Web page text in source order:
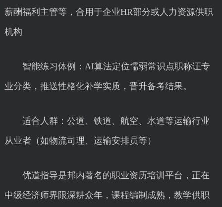
薪酬福利主管等，合用于企业HR部分或人力资源供职
机构
智能练习体例：AI算法定位懦弱常识点职称证专
业分类，推送性格化补学实质，晋升备考结果。
适合人群：公道、铁道、航空、水道等运输行业
从业者（如物流司理、运输安排员等）
优道指导是邦内著名的职业资历培训平台，正在
中级经济师界限深耕众年，课程编制成熟，教学供职